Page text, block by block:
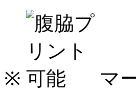
※
マ